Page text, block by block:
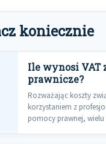
koniecznie
Ile wynosi VAT
prawnicze?
Rozważając koszty
korzystaniem z
pomocy prawnej,